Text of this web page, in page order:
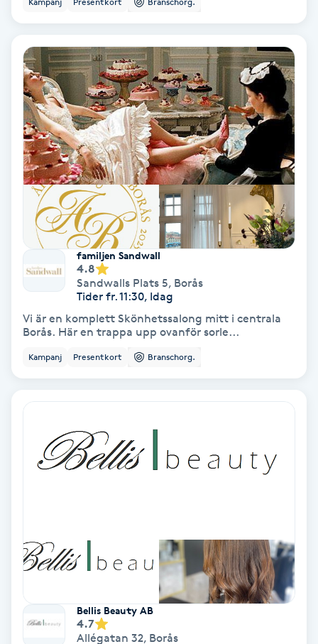
Babylights
Balayage
Bambumassage
Barber
Barnklippning
BIAB
Brynfärgning
Brynplockning
Celluliter
Coachning
familjen Sandwall
4.8
Sandwalls Plats 5, Borås
Tider fr. 11:30, Idag
Vi är en komplett Skönhetssalong mitt i centrala
Borås. Här en trappa upp ovanför sorle...
Kampanj Presentkort Branschorg.
Bellis Beauty AB
4.7
Allégatan 32, Borås